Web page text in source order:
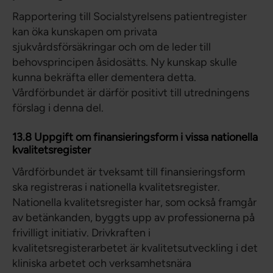
Rapportering till Socialstyrelsens patientregister
kan öka kunskapen om privata
sjukvårdsförsäkringar och om de leder till
behovsprincipen åsidosätts. Ny kunskap skulle
kunna bekräfta eller dementera detta.
Vårdförbundet är därför positivt till utredningens
förslag i denna del.
13.8 Uppgift om finansieringsform i vissa nationella
kvalitetsregister
Vårdförbundet är tveksamt till finansieringsform
ska registreras i nationella kvalitetsregister.
Nationella kvalitetsregister har, som också framgår
av betänkanden, byggts upp av professionerna på
frivilligt initiativ. Drivkraften i
kvalitetsregisterarbetet är kvalitetsutveckling i det
kliniska arbetet och verksamhetsnära